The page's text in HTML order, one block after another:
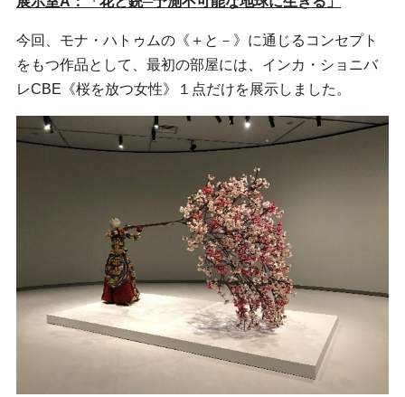
今回、モナ・ハトゥムの《＋と－》に通じるコンセプト
をもつ作品として、最初の部屋には、インカ・ショニバ
レCBE《桜を放つ女性》１点だけを展示しました。